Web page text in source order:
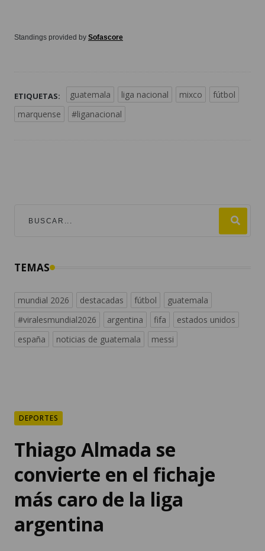
Standings provided by Sofascore
ETIQUETAS: guatemala liga nacional mixco
fútbol
marquense
#liganacional
TEMAS
mundial 2026 destacadas fútbol
guatemala
#viralesmundial2026
argentina fifa
estados unidos
españa
noticias de guatemala messi
DEPORTES
Thiago Almada se
convierte en el fichaje
más caro de la liga
argentina